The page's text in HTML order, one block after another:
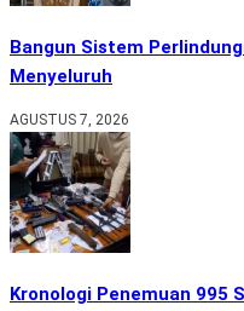
Bangun Sistem
Menyeluruh
AGUSTUS 7, 2026
Kronologi Penemuan 995